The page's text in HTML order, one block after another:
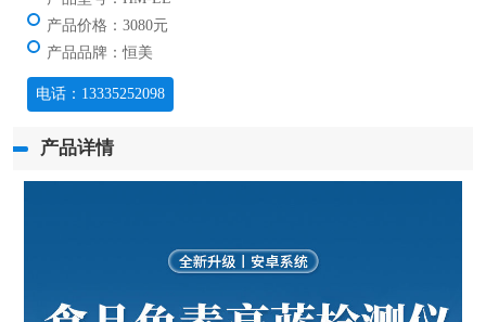
产品价格：3080元
产品品牌：恒美
电话：13335252098
产品详情